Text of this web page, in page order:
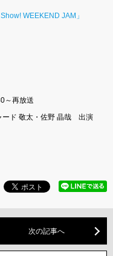
WEEKEND JAM」
～再放送
ード 敬太・佐野 晶哉 出演
次の記事へ